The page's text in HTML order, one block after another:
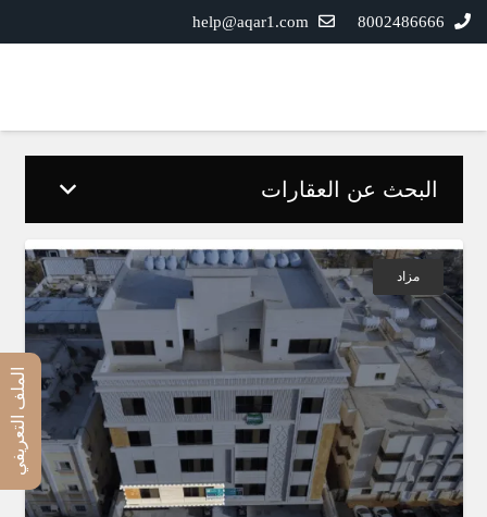
8002486666
help@aqar1.com
البحث عن العقارات
مزاد
الملف التعريفي